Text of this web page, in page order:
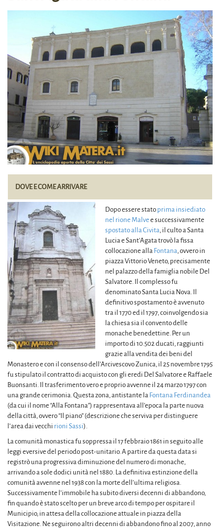
DOVE E COME ARRIVARE
Dopo essere stato prima insiediato
nel rione Malvee successivamente
spostato alla Civita, il culto a Santa
Lucia e Sant’Agata trovò la fissa
collocazione alla Fontana, ovvero in
piazza Vittorio Veneto, precisamente
nel palazzo della famiglia nobile Del
Salvatore. Il complesso fu
denominato Santa Lucia Nova. Il
definitivo spostamento è avvenuto
tra il 1770 ed il 1797, coinvolgendo sia
la chiesa sia il convento delle
monache benedettine. Per un
importo di 10.502 ducati, raggiunti
grazie alla vendita dei beni del
Monastero e con il consenso dell’Arcivescovo Zunica, il 25 novembre 1795
fu stipulato il contratto di acquisto con gli eredi Del Salvatore e Raffaele
Buonsanti. Il trasferimento vero e proprio avvenne il 24 marzo 1797 con
una grande cerimonia. Questa zona, antistante la Fontana Ferdinandea
(da cui il nome “Alla Fontana”) rappresentava all’epoca la parte nuova
della città, ovvero “Il piano” (descrizione che serviva per distinguere
l’area dai vecchi rioni Sassi).
La comunità monastica fu soppressa il 17 febbraio 1861 in seguito alle
leggi eversive del periodo post-unitario. A partire da questa data si
registrò una progressiva diminuzione del numero di monache,
arrivando a sole dodici unità nel 1880. La definitiva estinzione della
comunità avvenne nel 1938 con la morte dell’ultima religiosa.
Successivamente l’immobile ha subito diversi decenni di abbandono,
fin quando è stato scelto per un breve arco di tempo per ospitare il
Municipio, in attesa della collocazione attuale in piazza della
Visitazione. Ne seguirono altri decenni di abbandono fino al 2007, anno